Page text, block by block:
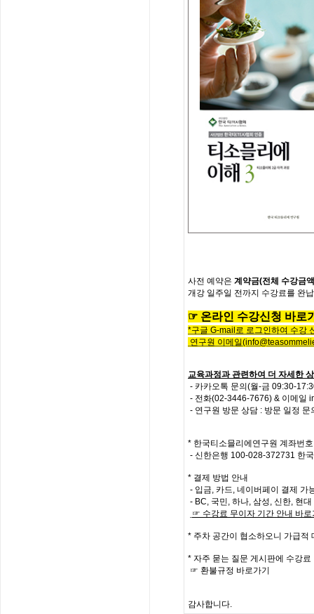
사전 예약은 계약금(전체 수강금
개강 일주일 전까지 수강료를 완
☞ 온라인 수강신청 바로
*구글 G-mail로 로그인하여 수강
연구원 이메일
교육과정과 관련하여 더 자세한
- 카카오톡 문의(월-금 09:30-
- 전화(02-3446-7676) & 이메일
- 연구원 방문 상담 : 방문 일정
* 한국티소믈리에연구원 계좌번호
- 신한은행 100-028-372731 한
* 결제 방법 안내
- 입금, 카드, 네이버페이 결제 가
- BC, 국민, 하나, 삼성, 신한, 현
☞ 수강료 무이자 기간 안내 바로
* 주차 공간이 협소하오니 가급적
* 자주 묻는 질문 게시판에 수강료
☞ 환불규정 바로가기
감사합니다.